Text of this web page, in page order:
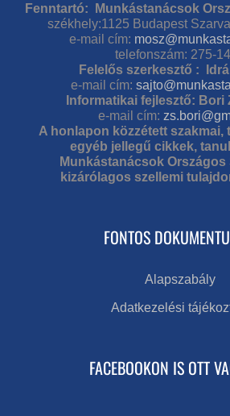
Fenntartó: Munkástanácsok
székhely:1125 Budapest
e-mail cím:
telefonszám: 275-
Felelős szerkesztő :
e-mail cím:
Informatikai fejlesztő: Bori
e-mail cím:
A honlapon közzétett szakmai,
egyéb jellegű cikkek,
Munkástanácsok Országos
kizárólagos szellemi
FONTOS
Alapszabály
Adatkezelési
FACEBOOKON IS OTT